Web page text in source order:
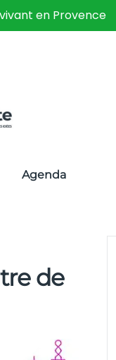
en Provence
Agenda
de